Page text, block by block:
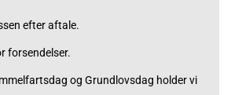
efter aftale.
forsendelser.
og Grundlovsdag holder vi